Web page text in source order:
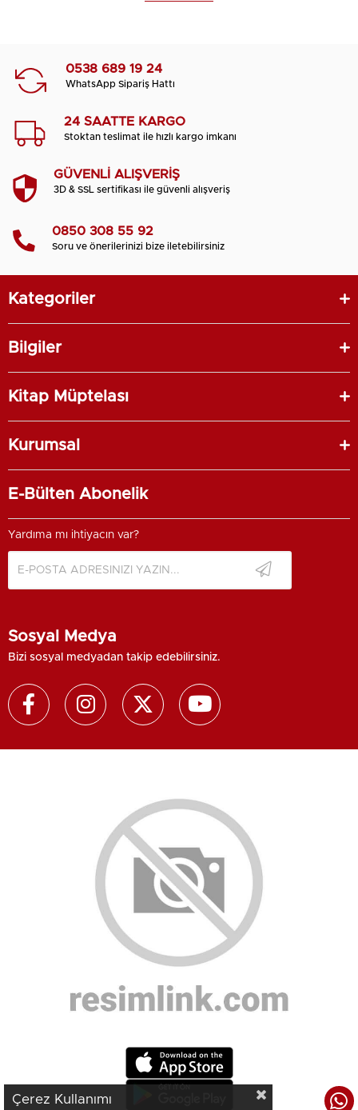
0538 689 19 24
WhatsApp Sipariş Hattı
24 SAATTE KARGO
Stoktan teslimat ile hızlı kargo imkanı
GÜVENLİ ALIŞVERİŞ
3D & SSL sertifikası ile güvenli alışveriş
0850 308 55 92
Soru ve önerilerinizi bize iletebilirsiniz
Kategoriler
Bilgiler
Kitap Müptelası
Kurumsal
E-Bülten Abonelik
Yardıma mı ihtiyacın var?
Sosyal Medya
Bizi sosyal medyadan takip edebilirsiniz.
Çerez Kullanımı